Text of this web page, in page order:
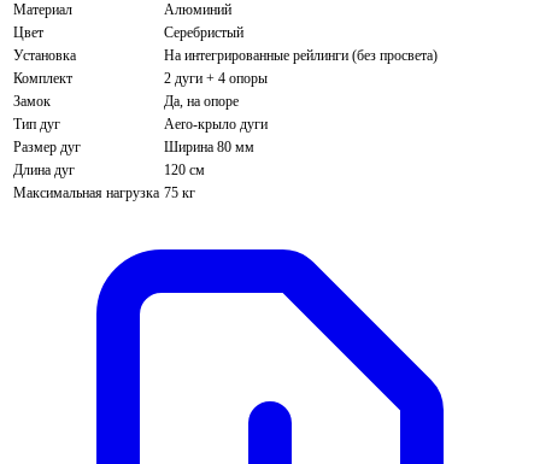
Материал
Алюминий
Цвет
Серебристый
Установка
На интегрированные рейлинги (без просвета)
Комплект
2 дуги + 4 опоры
Замок
Да, на опоре
Тип дуг
Aero-крыло дуги
Размер дуг
Ширина 80 мм
Длина дуг
120 см
Максимальная нагрузка 75 кг